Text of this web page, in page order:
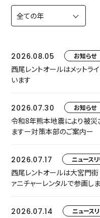
2026.08.05 お知らせ
西尾レントオールはメットラ
います
2026.07.30 お知らせ
令和8年熊本地震により被
ますー対策本部のご案内ー
2026.07.17 ニュース
西尾レントオールは大宮門
ァニチャーレンタルで参画し
2026.07.14
ニュース